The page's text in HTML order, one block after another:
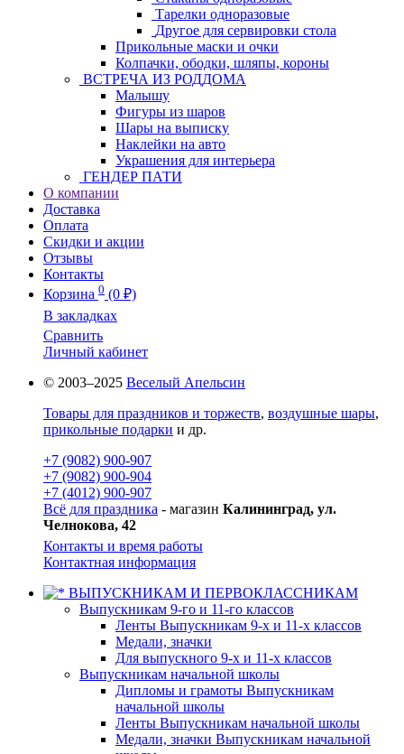
Тарелки одноразовые
Другое для сервировки стола
Прикольные маски и очки
Колпачки, ободки, шляпы, короны
ВСТРЕЧА ИЗ РОДДОМА
Малышу
Фигуры из шаров
Шары на выписку
Наклейки на авто
Украшения для интерьера
ГЕНДЕР ПАТИ
О компании
Доставка
Оплата
Скидки и акции
Отзывы
Контакты
Корзина 0 (0 ₽)
В закладках
Сравнить
Личный кабинет
© 2003–2025 Веселый Апельсин
Товары для праздников и торжеств, воздушные шары,
прикольные подарки и др.
+7 (9082) 900-907
+7 (9082) 900-904
+7 (4012) 900-907
Всё для праздника - магазин Калининград, ул.
Челнокова, 42
Контакты и время работы
Контактная информация
ВЫПУСКНИКАМ И ПЕРВОКЛАССНИКАМ
Выпускникам 9-го и 11-го классов
Ленты Выпускникам 9-х и 11-х классов
Медали, значки
Для выпускного 9-х и 11-х классов
Выпускникам начальной школы
Дипломы и грамоты Выпускникам
начальной школы
Ленты Выпускникам начальной школы
Медали, значки Выпускникам начальной